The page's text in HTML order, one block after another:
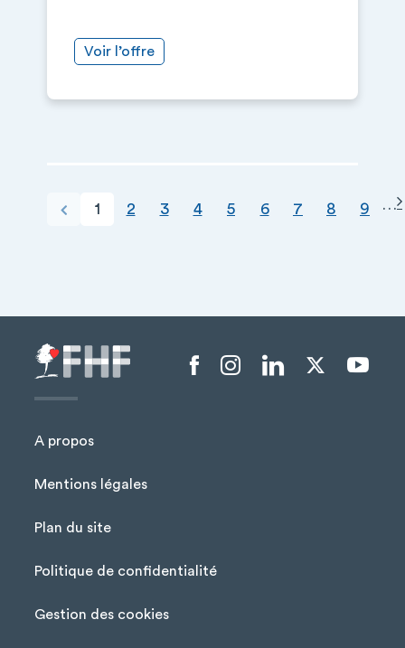
Voir l’offre
PAGINATION
Page précédente
Page courante
1 Page
2 Page
3 Page
4 Page
5 Page
6 Page
7 Page
8 Page
9 …
Menu Pied de page
A propos
Mentions légales
Plan du site
Politique de confidentialité
Gestion des cookies
Menu liens sociaux